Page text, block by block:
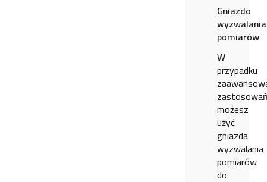
Gniazdo
wyzwalania
pomiarów
W
przypadku
możesz
użyć
gniazda
wyzwalania
pomiarów
do